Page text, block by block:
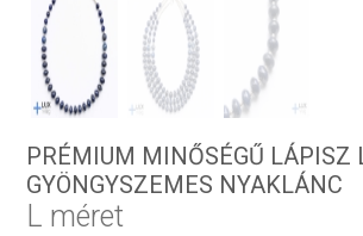
PRÉMIUM MINŐSÉGŰ LÁPISZ
GYÖNGYSZEMES NYAKLÁNC
L méret